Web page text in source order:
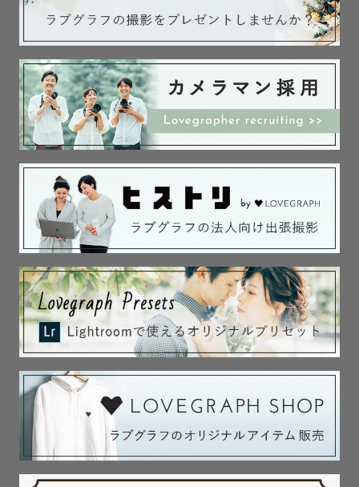
気持ちが伝われば嬉しいです。
私は、写真に映る皆さんの「ありのまま」を。「らしさ」を写真に残した
写真を残したその時だけじゃなく何年か後に見返した時にもそこにある愛
が伝わりますようにと願いを込めています。
ご依頼くださる全ての皆さまが幸せだと思ってくれていることが１番で
す。それが私も幸せです。
“気づいた時には大切な存在とのキロクを残せない状況になっていた。”
これが1番怖いです。実際、私にも経験があります。
大切な存在、それはいなくなったら悲しい存在のことを表すと思います。
今は今しかありません。そう、今のあなたは今しかいないんです。
元々はただ写真が好きでカメラマンになりましたが、どんな人にも後悔し
てほしくない。
ただ、その気持ちです。
カメラマンは、みなさんの今を素敵に写すお手伝いさんです。
そのお手伝いさんをいつ呼ぶかはあなた次第です。いつでもご相談お待ち
ここまで読んでくださりありがとうございました。
どんな撮影かは私の作例をご覧ください。ゲストさんの表情や雰囲気でき
当日お子様のトラブル、公共交通機関のトラブルなどがあった場合も、お
時間の前後を柔軟に対応しております。
どんなご不安も、一度ご相談くださいませ😌
˗ˏˋ 指名料について ˎˊ˗
時期により金額が変動することがございます。
リピーター様は指名料から2000円割引させていただきます。
⚠️みてねアプリからのご依頼は対象外です⚠️
˗ˏˋ 交通費について ˎˊ˗
✳️交通費なしで対応出来る地域
↪︎札幌市内全域、小樽、新千歳、旭川、富良野、美瑛、ニセコエリア
✳️上記以外の道内エリア
↪︎別途交通費のご負担あり
✳️道外での撮影
↪︎交通費・宿泊費のご負担あり
✳️九州
↪︎帰省の際、交通費なしでも撮影を承れる可能性がございます。
公式ライン限定のお得な情報もございます🎉
皆様からのご登録とお問い合わせ、お待ちしております☺️
˗ˏˋ ちゃんまりのプロフィール ˎˊ˗
ಇ 95年生まれ、30歳
ಇ 出身は大分県別府市♨️